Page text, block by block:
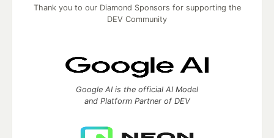
Thank you to our Diamond Sponsors for supporting the
DEV Community
Google AI is the official AI Model
and Platform Partner of DEV